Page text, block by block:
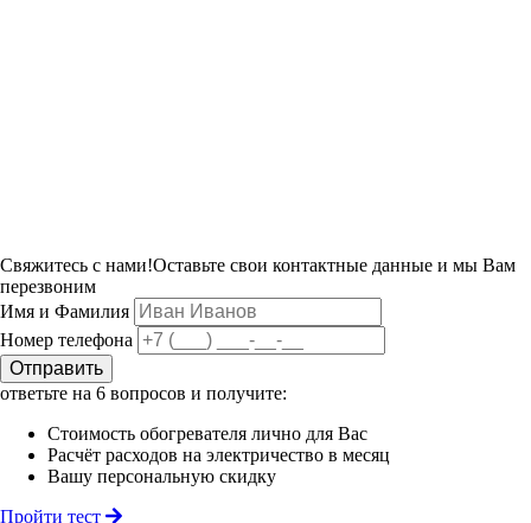
Свяжитесь с нами!Оставьте свои контактные данные и мы Вам
перезвоним
Имя и Фамилия
Номер телефона
Отправить
ответьте на 6 вопросов и получите:
Стоимость обогревателя лично для Вас
Расчёт расходов на электричество в месяц
Вашу персональную скидку
Пройти тест